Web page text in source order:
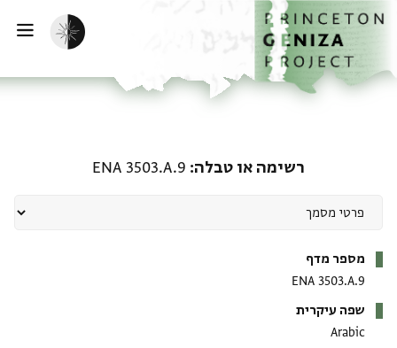
דילוג לתוכן
דף הבית
הפעלת מצב כהה
רשימה או טבלה ENA 3503.A.9
מספר מדף
ENA 3503.A.9
שפה עיקרית
Arabic